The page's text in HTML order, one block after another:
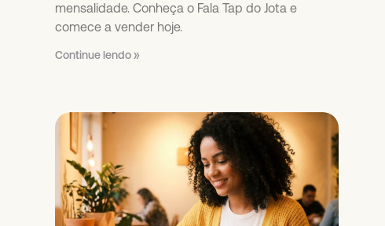
mensalidade. Conheça o Fala Tap do Jota e
comece a vender hoje.
Continue lendo »